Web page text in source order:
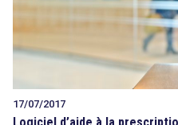
17/07/2017